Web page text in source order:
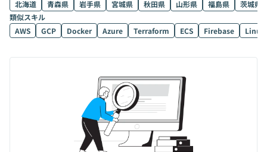
北海道
青森県 岩手県 宮城県 秋田県 山形県 福島県
茨城県
類似スキル
AWS
GCP Docker Azure Terraform ECS Firebase Linux